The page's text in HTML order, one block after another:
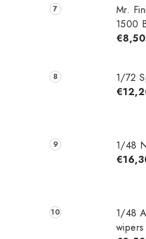
Mr.
1500
€8,50
1/72
1/48
1/48
wipers